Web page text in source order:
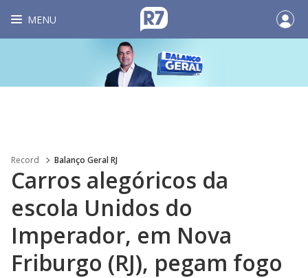
MENU
Record Balanço Geral RJ
Carros alegóricos da
escola Unidos do
Imperador, em Nova
Friburgo (RJ), pegam fogo